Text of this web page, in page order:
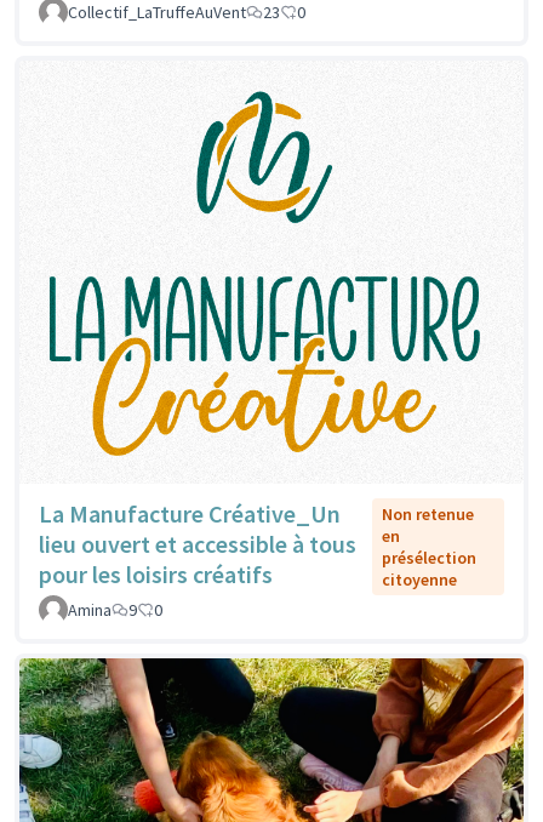
Collectif_LaTruffeAuVent
23 0
La Manufacture Créative_Un
lieu ouvert et accessible à tous
pour les loisirs créatifs
Non retenue
en
présélection
citoyenne
Amina
9 0